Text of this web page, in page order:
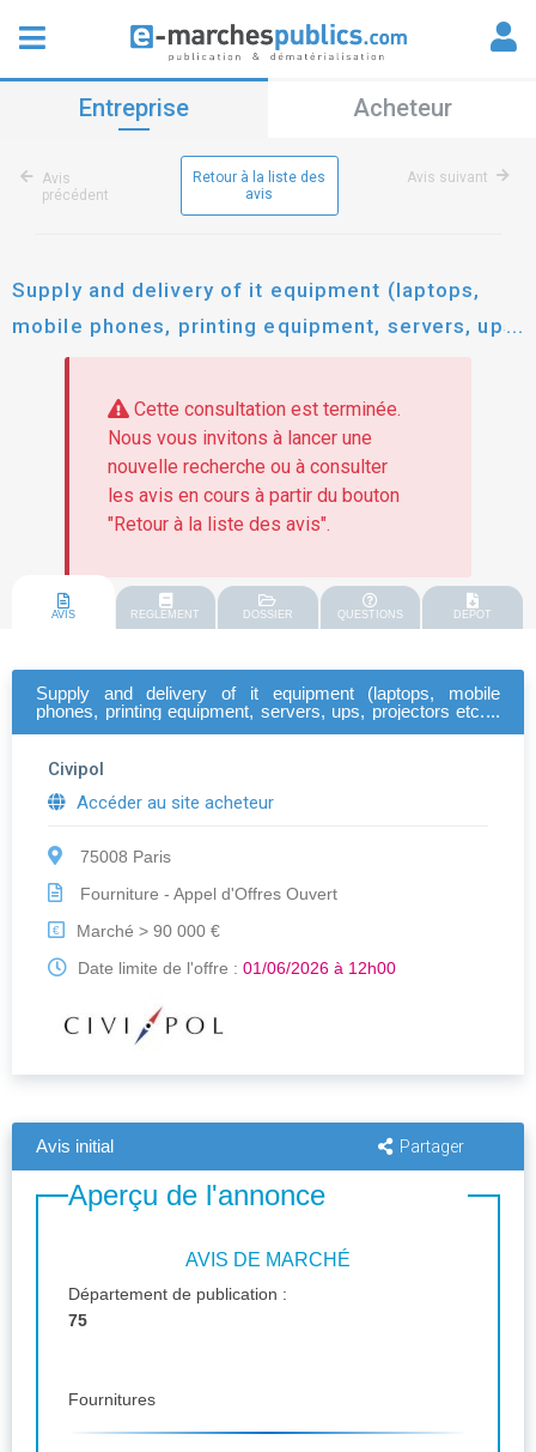
Entreprise Acheteur
Avis
précédent
Retour à la liste des
avis
Avis suivant
Supply and delivery of it equipment (laptops,
mobile phones, printing equipment, servers, ups,
projectors etc...) for the beneficiaries of
eu4fast project in albania, bosnia and
herzegovina, serbia, north macedonia and
montenegro, in 5 lots
Cette consultation est terminée.
Nous vous invitons à lancer une
nouvelle recherche ou à consulter
les avis en cours à partir du bouton
"Retour à la liste des avis".
AVIS REGLEMENT DOSSIER QUESTIONS DEPOT
Supply and delivery of it equipment (laptops, mobile
phones, printing equipment, servers, ups, projectors etc...)
lots
Civipol
Accéder au site acheteur
75008 Paris
Fourniture - Appel d'Offres Ouvert
€
Marché > 90 000 €
Date limite de l'offre : 01/06/2026 à 12h00
Avis initial Partager
Aperçu de l'annonce
AVIS DE MARCHÉ
Département de publication :
75
Fournitures